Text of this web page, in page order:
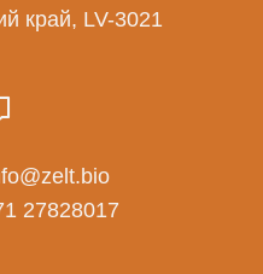
край, LV-3021
27828017